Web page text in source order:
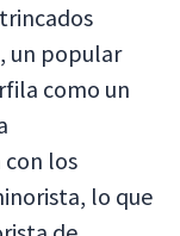
un popular
como un
con los
lo que